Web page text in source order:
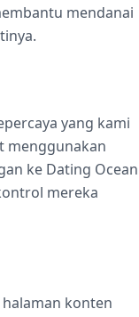
mendanai
yang kami
menggunakan
ke Dating Ocean
mereka
konten